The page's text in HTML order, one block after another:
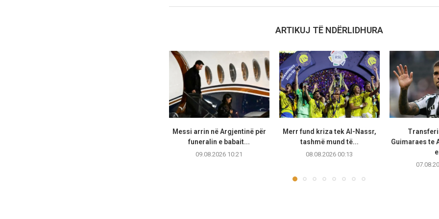
ARTIKUJ TË NDËRLIDHURA
Messi arrin në Argjentinë për
funeralin e babait...
09.08.2026 10:21
Merr fund kriza tek Al-Nassr,
tashmë mund të...
08.08.2026 00:13
Guimaraes te